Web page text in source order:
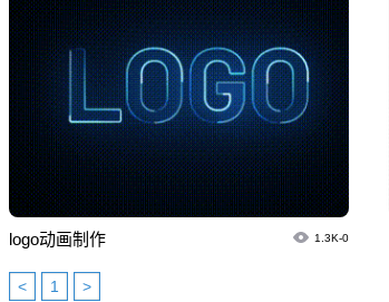
logo动画制作 1.3K-0
< 1 >